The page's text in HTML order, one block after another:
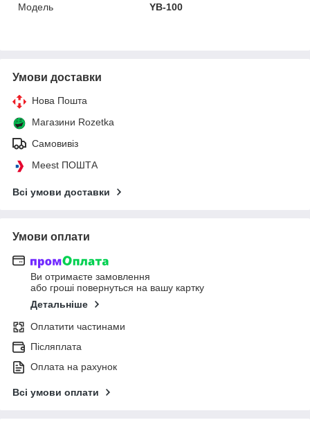
Мoдель
YB-100
Умови доставки
Нова Пошта
Магазини Rozetka
Самовивіз
Meest ПОШТА
Всі умови доставки
Умови оплати
Ви отримаєте замовлення
або гроші повернуться на вашу картку
Детальніше
Оплатити частинами
Післяплата
Оплата на рахунок
Всі умови оплати